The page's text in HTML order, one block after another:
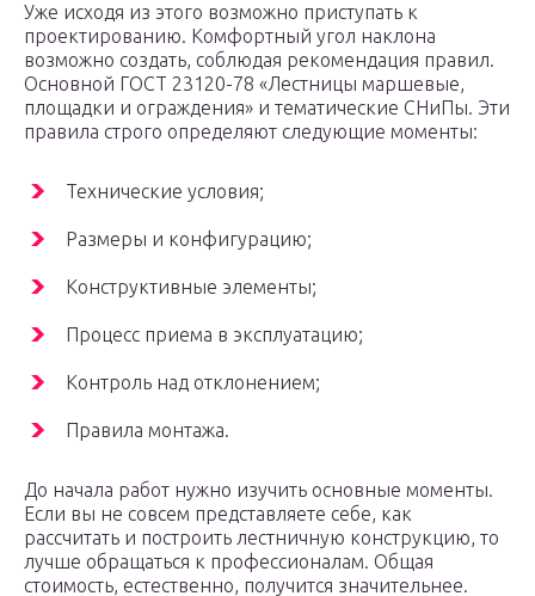
Уже исходя из этого возможно приступать к
проектированию. Комфортный угол наклона
возможно создать, соблюдая рекомендация правил.
Основной ГОСТ 23120-78 «Лестницы маршевые,
площадки и ограждения» и тематические СНиПы. Эти
правила строго определяют следующие моменты:
Технические условия;
Размеры и конфигурацию;
Конструктивные элементы;
Процесс приема в эксплуатацию;
Контроль над отклонением;
Правила монтажа.
До начала работ нужно изучить основные моменты.
Если вы не совсем представляете себе, как
рассчитать и построить лестничную конструкцию, то
лучше обращаться к профессионалам. Общая
стоимость, естественно, получится значительнее.